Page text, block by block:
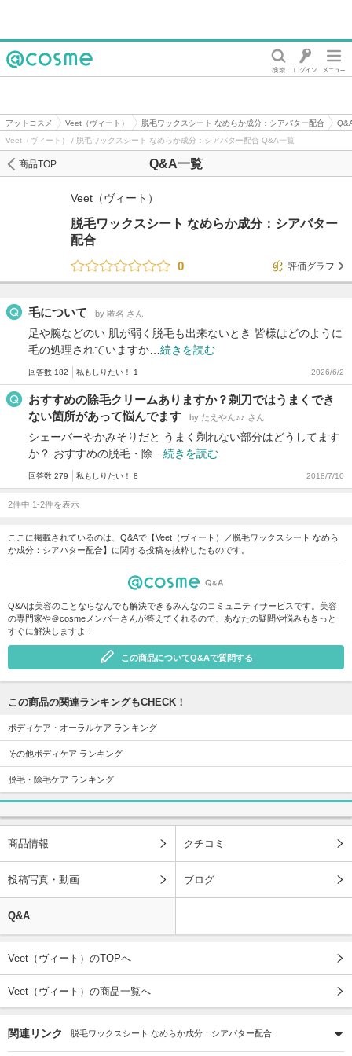
アットコスメ Veet（ヴィート） 脱毛ワックスシート なめらか成分：シアバター配合
Veet（ヴィート） / 脱毛ワックスシート なめらか成分：シアバター配合 Q&A一覧
Q&A一覧
商品TOP
Veet（ヴィート）
脱毛ワックスシート なめらか成分：シアバター
配合
0
評価グラフ
毛について by 匿名 さん
足や腕などのい 肌が弱く脱毛も出来ないとき 皆様はどのように
毛の処理されていますか… 続きを読む
回答数 182 私もしりたい！ 1 2026/6/2
おすすめの除毛クリームありますか？剃刀ではうまくでき
ない箇所があって悩んでます
by たえやん♪♪ さん
シェーバーやかみそりだと うまく剃れない部分はどうしてます
か？ おすすめの脱毛・除… 続きを読む
回答数 279 私もしりたい！ 8 2018/7/10
2件中 1-2件を表示
ここに掲載されているのは、Q&Aで【Veet（ヴィート）／脱毛ワックスシート なめら
か成分：シアバター配合】に関する投稿を抜粋したものです。
Q&Aは美容のことならなんでも解決できるみんなのコミュニティサービスです。美容
の専門家や＠cosmeメンバーさんが答えてくれるので、あなたの疑問や悩みもきっと
すぐに解決しますよ！
この商品についてQ&Aで質問する
この商品の関連ランキングもCHECK！
ボディケア・オーラルケア ランキング
その他ボディケア ランキング
脱毛・除毛ケア ランキング
商品情報 クチコミ
投稿写真・動画 ブログ
Q&A
Veet（ヴィート）のTOPへ
Veet（ヴィート）の商品一覧へ
関連リンク 脱毛ワックスシート なめらか成分：シアバター配合